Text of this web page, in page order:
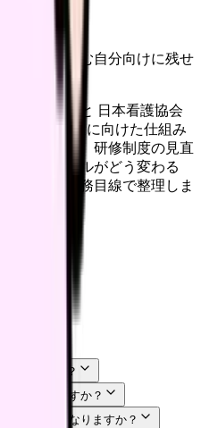
やあとで読む自分向けに残せ
認したいこと 日本看護協会
の受講促進に向けた仕組み
望しました。研修制度の見直
講のハードルがどう変わる
るかを実務目線で整理しま
は何ですか？
のがありますか？
きるようになりますか？